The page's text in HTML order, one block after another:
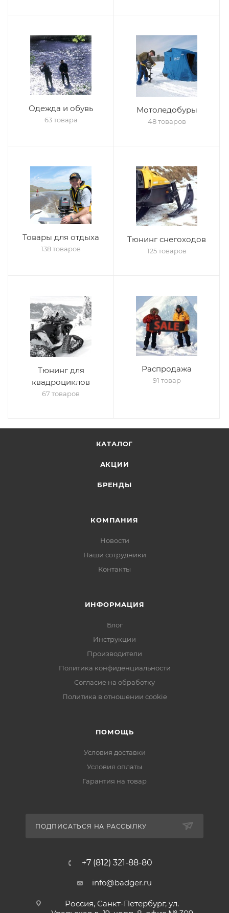
Одежда и обувь
63 товара
Мотоледобуры
48 товаров
Товары для отдыха
138 товаров
Тюнинг снегоходов
125 товаров
Тюнинг для
квадроциклов
67 товаров
Распродажа
91 товар
КАТАЛОГ
АКЦИИ
БРЕНДЫ
КОМПАНИЯ
Новости
Наши сотрудники
Контакты
ИНФОРМАЦИЯ
Блог
Инструкции
Производители
Политика конфиденциальности
Согласие на обработку
Политика в отношении cookie
ПОМОЩЬ
Условия доставки
Условия оплаты
Гарантия на товар
ПОДПИСАТЬСЯ НА РАССЫЛКУ
+7 (812) 321-88-80
info@badger.ru
Россия, Санкт-Петербург, ул.